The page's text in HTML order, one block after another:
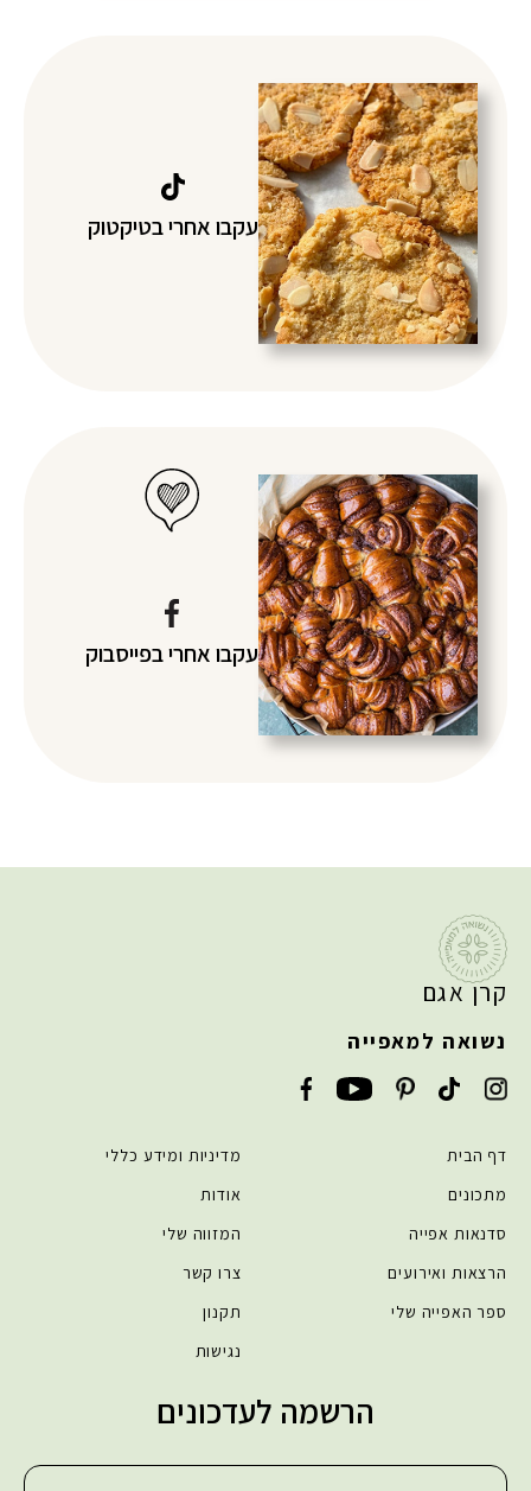
עקבו אחרי בטיקטוק
עקבו אחריבפייסבוק
קרן אגם
נשואה למאפייה
דף הבית
מתכונים
סדנאות אפייה
הרצאות ואירועים
ספר האפייה שלי
מדיניות ומידע כללי
אודות
המזווה שלי
צרו קשר
תקנון
נגישות
הרשמה לעדכונים